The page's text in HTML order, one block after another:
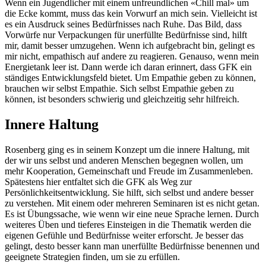
Wenn ein Jugendlicher mit einem unfreundlichen «Chill mal» um
die Ecke kommt, muss das kein Vorwurf an mich sein. Vielleicht ist
es ein Ausdruck seines Bedürfnisses nach Ruhe. Das Bild, dass
Vorwürfe nur Verpackungen für unerfüllte Bedürfnisse sind, hilft
mir, damit besser umzugehen. Wenn ich aufgebracht bin, gelingt es
mir nicht, empathisch auf andere zu reagieren. Genauso, wenn mein
Energietank leer ist. Dann werde ich daran erinnert, dass GFK ein
ständiges Entwicklungsfeld bietet. Um Empathie geben zu können,
brauchen wir selbst Empathie. Sich selbst Empathie geben zu
können, ist besonders schwierig und gleichzeitig sehr hilfreich.
Innere Haltung
Rosenberg ging es in seinem Konzept um die innere Haltung, mit
der wir uns selbst und anderen Menschen begegnen wollen, um
mehr Kooperation, Gemeinschaft und Freude im Zusammenleben.
Spätestens hier entfaltet sich die GFK als Weg zur
Persönlichkeitsentwicklung. Sie hilft, sich selbst und andere besser
zu verstehen. Mit einem oder mehreren Seminaren ist es nicht getan.
Es ist Übungssache, wie wenn wir eine neue Sprache lernen. Durch
weiteres Üben und tieferes Einsteigen in die Thematik werden die
eigenen Gefühle und Bedürfnisse weiter erforscht. Je besser das
gelingt, desto besser kann man unerfüllte Bedürfnisse benennen und
geeignete Strategien finden, um sie zu erfüllen.